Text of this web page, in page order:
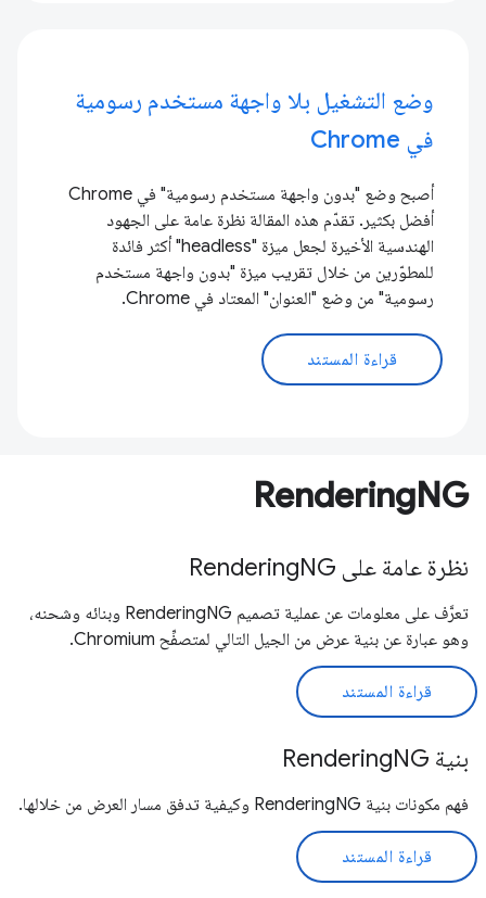
وضع التشغيل بلا واجهة مستخدم رسومية
في Chrome
أصبح وضع "بدون واجهة مستخدم رسومية" في Chrome
أفضل بكثير. تقدّم هذه المقالة نظرة عامة على الجهود
الهندسية الأخيرة لجعل ميزة "headless" أكثر فائدة
للمطوّرين من خلال تقريب ميزة "بدون واجهة مستخدم
رسومية" من وضع "العنوان" المعتاد في Chrome.
قراءة المستند
RenderingNG
نظرة عامة على RenderingNG
تعرَّف على معلومات عن عملية تصميم RenderingNG وبنائه وشحنه،
وهو عبارة عن بنية عرض من الجيل التالي لمتصفِّح Chromium.
قراءة المستند
بنية RenderingNG
فهم مكونات بنية RenderingNG وكيفية تدفق مسار العرض من خلالها.
قراءة المستند